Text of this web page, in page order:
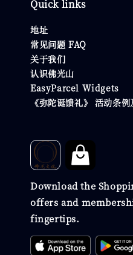
Quick links
地址
常见问题 FAQ
关于我们
认识佛光山
EasyParcel Widgets
《弥陀诞馈礼》 活动条例
Download the
offers and
fingertips.